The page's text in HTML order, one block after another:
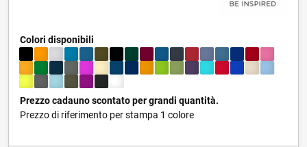
Colori disponibili
Prezzo cadauno scontato per grandi quantità.
Prezzo di riferimento per stampa 1 colore